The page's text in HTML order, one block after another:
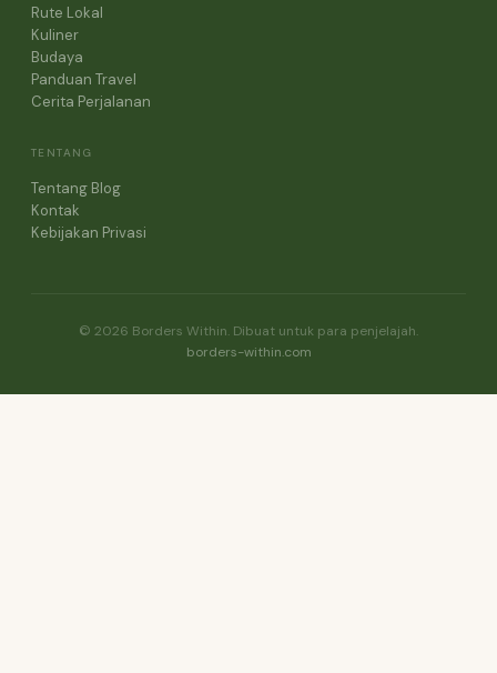
Rute Lokal
Kuliner
Budaya
Panduan Travel
Cerita Perjalanan
TENTANG
Tentang Blog
Kontak
Kebijakan Privasi
© 2026 Borders Within. Dibuat untuk para penjelajah.
borders-within.com